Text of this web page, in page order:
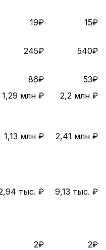
19₽ 15₽
245₽ 540₽
86₽
53₽
1,29 млн ₽ 2,2 млн ₽
1,13 млн ₽ 2,41 млн ₽
тыс. ₽ 9,13 тыс. ₽
2₽ 2₽